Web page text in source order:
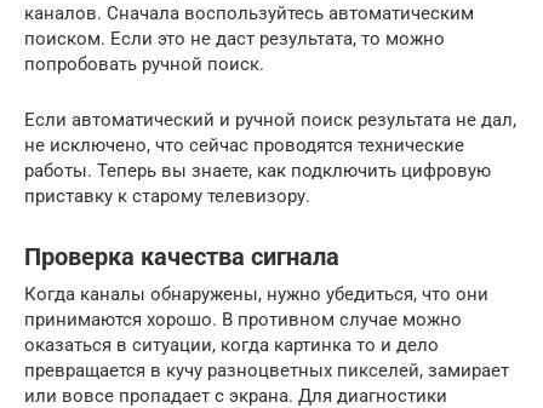
каналов. Сначала воспользуйтесь автоматическим
поиском. Если это не даст результата, то можно
попробовать ручной поиск.
Если автоматический и ручной поиск результата не дал,
не исключено, что сейчас проводятся технические
работы. Теперь вы знаете, как подключить цифровую
приставку к старому телевизору.
Проверка качества сигнала
Когда каналы обнаружены, нужно убедиться, что они
принимаются хорошо. В противном случае можно
оказаться в ситуации, когда картинка то и дело
превращается в кучу разноцветных пикселей, замирает
или вовсе пропадает с экрана. Для диагностики